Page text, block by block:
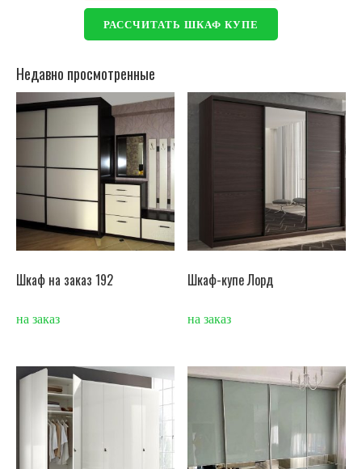
РАССЧИТАТЬ ШКАФ КУПЕ
Недавно просмотренные
Шкаф на заказ 192
на заказ
Шкаф-купе Лорд
на заказ